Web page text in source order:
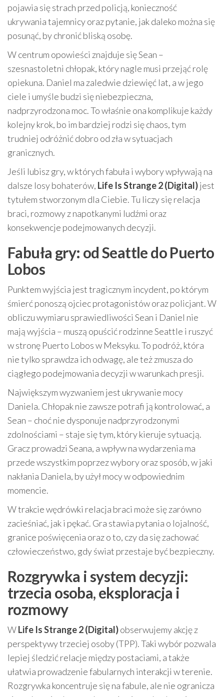
pojawia się strach przed policją, konieczność
ukrywania tajemnicy oraz pytanie, jak daleko można się
posunąć, by chronić bliską osobę.
W centrum opowieści znajduje się Sean –
szesnastoletni chłopak, który nagle musi przejąć rolę
opiekuna. Daniel ma zaledwie dziewięć lat, a w jego
ciele i umyśle budzi się niebezpieczna,
nadprzyrodzona moc. To właśnie ona komplikuje każdy
kolejny krok, bo im bardziej rodzi się chaos, tym
trudniej odróżnić dobro od zła w sytuacjach
granicznych.
Jeśli lubisz gry, w których fabuła i wybory wpływają na
dalsze losy bohaterów, Life Is Strange 2 (Digital)jest
tytułem stworzonym dla Ciebie. Tu liczy się relacja
braci, rozmowy z napotkanymi ludźmi oraz
konsekwencje podejmowanych decyzji.
Fabuła gry: od Seattle do Puerto
Lobos
Punktem wyjścia jest tragicznym incydent, po którym
śmierć ponoszą ojciec protagonistów oraz policjant. W
obliczu wymiaru sprawiedliwości Sean i Daniel nie
mają wyjścia – muszą opuścić rodzinne Seattle i ruszyć
w stronę Puerto Lobos w Meksyku. To podróż, która
nie tylko sprawdza ich odwagę, ale też zmusza do
ciągłego podejmowania decyzji w warunkach presji.
Największym wyzwaniem jest ukrywanie mocy
Daniela. Chłopak nie zawsze potrafi ją kontrolować, a
Sean – choć nie dysponuje nadprzyrodzonymi
zdolnościami – staje się tym, który kieruje sytuacją.
Gracz prowadzi Seana, a wpływ na wydarzenia ma
przede wszystkim poprzez wybory oraz sposób, w jaki
nakłania Daniela, by użył mocy w odpowiednim
momencie.
W trakcie wędrówki relacja braci może się zarówno
zacieśniać, jak i pękać. Gra stawia pytania o lojalność,
granice poświęcenia oraz o to, czy da się zachować
człowieczeństwo, gdy świat przestaje być bezpieczny.
Rozgrywka i system decyzji:
trzecia osoba, eksploracja i
rozmowy
WLife Is Strange 2 (Digital)obserwujemy akcję z
perspektywy trzeciej osoby (TPP). Taki wybór pozwala
lepiej śledzić relacje między postaciami, a także
ułatwia prowadzenie fabularnych interakcji w terenie.
Rozgrywka koncentruje się na fabule, ale nie ogranicza